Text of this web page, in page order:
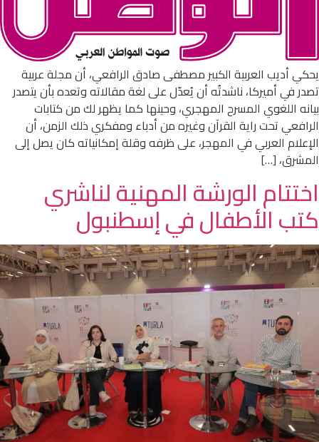
يحكي أديب العربية الكبير مصطفى صادق الرافعي، أن مجلة عربية
تصدر في أميركا، ناشدتُه أن يُعدّل على لغة مقالاته وتعده بأن يتصدر
بيانه اللغوي المسرح المهجري، وحينها كما يظهر لك من كتابات
الرافعي تحت راية القرآن وغيره من أدباء ومفكري ذلك الزمن، أن
الإعلام العربي في المهجر، على ظرفه وقلة إمكانياته كان يصل إلى
المشرق، […]
اختتام الورشة المهنية لناشري
كتب الأطفال في إسطنبول